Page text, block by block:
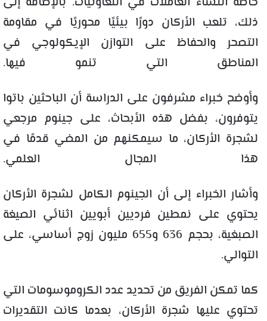
ذلك، تلعب الأركان دورًا بيئيًا محوريًا في مقاومة
التصحر والحفاظ على التوازن الإيكولوجي في
المناطق التي تنمو فيها.
وأوضح خبراء مشرفون على الدراسة أن الباحثين باتوا
يتوفرون، بفضل هذه الأبحاث، على جينوم مرجعي
لشجرة الأركان، ما سيمكنهم من المضي قدمًا في
هذا المجال العلمي.
وأشار الخبراء إلى أن الجينوم الكامل لشجرة الأركان
يحتوي على نمطين فرديين أبويين اثنائي الصيغة
الصبغية، بحجم 636 و655 مليون زوج أساسي، على
التوالي.
كما تمكن الفريق من تحديد عدد الكروموسومات التي
تحتوي عليها شجرة الأركان، بعدما كانت التقديرات